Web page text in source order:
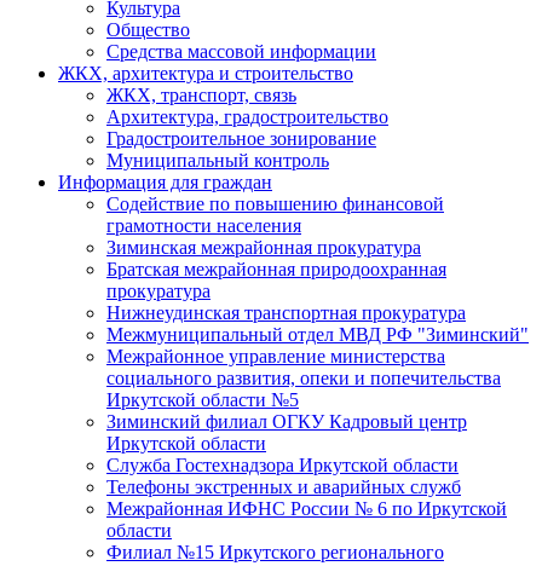
Культура
Общество
Средства массовой информации
ЖКХ, архитектура и строительство
ЖКХ, транспорт, связь
Архитектура, градостроительство
Градостроительное зонирование
Муниципальный контроль
Информация для граждан
Содействие по повышению финансовой
грамотности населения
Зиминская межрайонная прокуратура
Братская межрайонная природоохранная
прокуратура
Нижнеудинская транспортная прокуратура
Межмуниципальный отдел МВД РФ "Зиминский"
Межрайонное управление министерства
социального развития, опеки и попечительства
Иркутской области №5
Зиминский филиал ОГКУ Кадровый центр
Иркутской области
Служба Гостехнадзора Иркутской области
Телефоны экстренных и аварийных служб
Межрайонная ИФНС России № 6 по Иркутской
области
Филиал №15 Иркутского регионального